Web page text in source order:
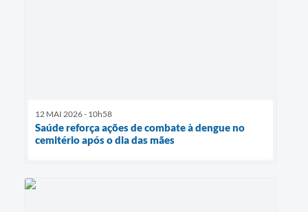
12 MAI 2026 - 10h58
Saúde reforça ações de combate à dengue no
cemitério após o dia das mães